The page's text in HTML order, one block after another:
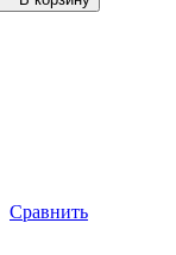
Сравнить